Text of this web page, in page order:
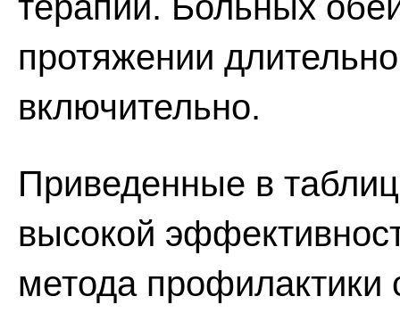
протяжении
включительно.
Приведенные в
высокой
метода профилактики